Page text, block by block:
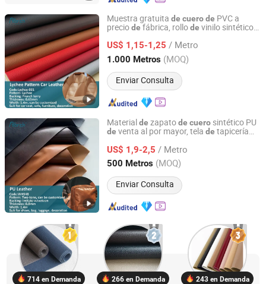
Muestra gratuita de cuerode PVC a
preciode fábrica, rollode vinilo sintético
Lychee-001 Feriadel Este
US$ 1,15-1,25 / Metro
1.000 Metros (MOQ)
Enviar Consulta
Jiangsu Albrich Textile Co., Ltd.
Jiangsu, China Desde 2020
Materialde zapatode cuerosintético PU
de venta al por mayor, tela de tapicería
deEstedeChina
US$ 1,9-2,5 / Metro
500 Metros (MOQ)
Enviar Consulta
Jiangsu Albrich Textile Co., Ltd.
Jiangsu, China Desde 2020
714 en Demanda 266 en Demanda 243 en Demanda